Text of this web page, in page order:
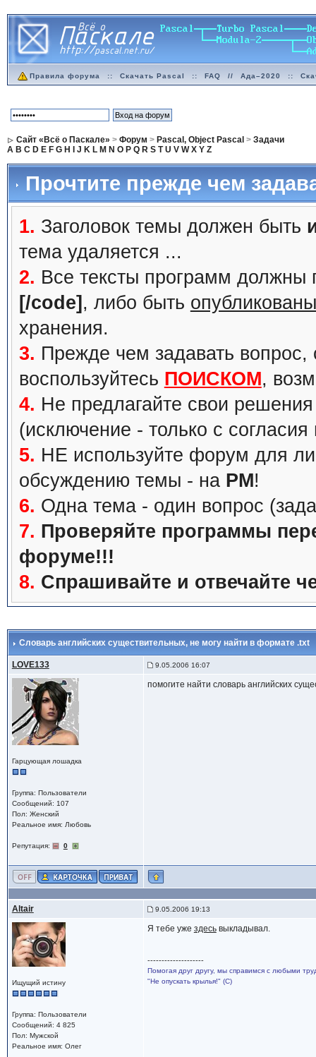
Правила форума :: Скачать Pascal :: FAQ // Ада–2020 ::
Сайт «Всё о Паскале» > Форум > Pascal, Object Pascal > Задачи
A B C D E F G H J K L M N O P Q R S T U V W X Y Z
Прочтите прежде чем
1. Заголовок темы должен быть
тема удаляется ...
2. Все тексты программ должны
[/code] , либо быть
хранения.
3. Прежде чем задавать вопрос,
воспользуйтесь ПОИСКОМ,
4. Не предлагайте свои
(исключение - только с
5. НЕ используйте форум для
обсуждению темы - на PM!
6. Одна тема - один вопрос
7. Проверяйте программы
форуме!!!
8. Спрашивайте и отвечайте
Cловарь английских существительных, не могу найти в формате .txt
LOVE133 9.05.2006 16:07
Гарцующая лошадка
Группа: Пользователи
Сообщений: 107
Пол: Женский
Реальное имя: Любовь
Репутация: 0
помогите найти словарь английских
Altair 9.05.2006 19:13
Ищущий истину
Группа: Пользователи
Сообщений: 4 825
Пол: Мужской
Реальное имя: Олег
Я тебе уже здесьвыкладывал.
--------------------
Помогая друг другу, мы справимся с любыми
"Не опускать крылья!" (С)